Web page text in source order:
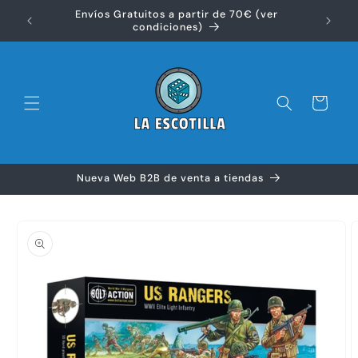
directamenteEnvíos Gratuitos a partir de 70€ (ver
condiciones)
Carrito
Nueva Web B2B de venta a tiendas
información